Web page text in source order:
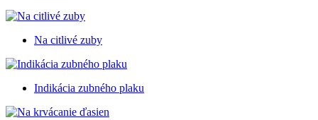
Na citlivé zuby
Indikácia zubného plaku